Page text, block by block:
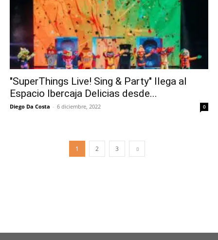
"SuperThings Live! Sing & Party" llega al
Espacio Ibercaja Delicias desde...
Diego Da Costa - 6 diciembre, 2022 0
1 2 3